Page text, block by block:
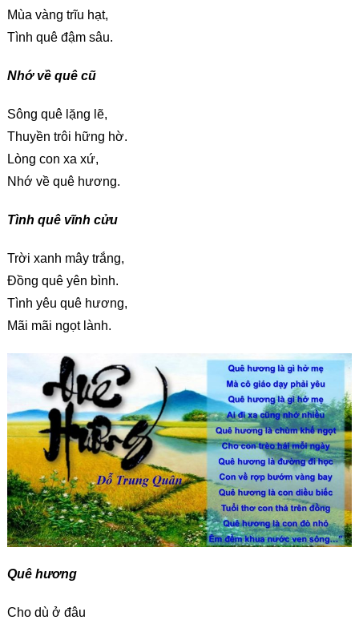
Mùa vàng trĩu hạt,
Tình quê đậm sâu.
Nhớ về quê cũ
Sông quê lặng lẽ,
Thuyền trôi hững hờ.
Lòng con xa xứ,
Nhớ về quê hương.
Tình quê vĩnh cửu
Trời xanh mây trắng,
Đồng quê yên bình.
Tình yêu quê hương,
Mãi mãi ngọt lành.
Quê hương
Cho dù ở đâu